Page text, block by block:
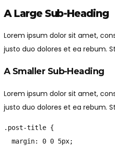
A Large Sub-Heading
Lorem ipsum dolor sit amet,
justo duo dolores et ea rebum.
A Smaller Sub-Heading
Lorem ipsum dolor sit amet,
justo duo dolores et ea rebum.
.post-title {
  margin: 0 0 5px;